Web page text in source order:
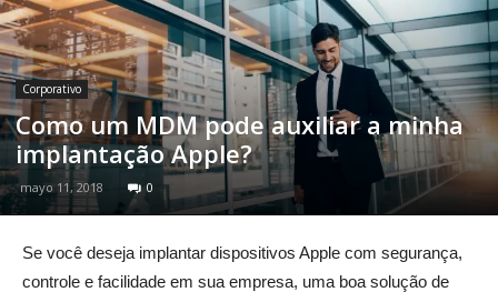
Corporativo
Como um MDM pode auxiliar a minha
implantação Apple?
mayo 11, 2018 0
Se você deseja implantar dispositivos Apple com segurança,
controle e facilidade em sua empresa, uma boa solução de